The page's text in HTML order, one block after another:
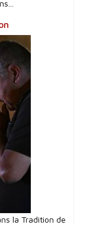
la Tradition de